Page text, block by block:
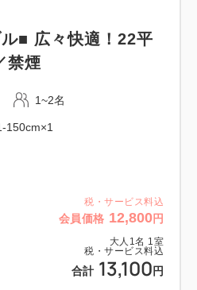
税・サービス料込
会員価格 12,800円
大人 1 名 1 室
税・サービス料込
合計 13,100 円
■ 広々快適！22平
禁煙
1~2名
150cm×1